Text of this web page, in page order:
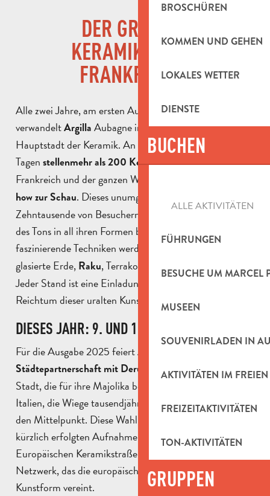
BROSCHÜREN
KOMMEN UND GEHEN
LOKALES WETTER
DIENSTE
BUCHEN
ALLE AKTIVITÄTEN
FÜHRUNGEN
BESUCHE UM MARCEL
MUSEEN
SOUVENIRLADEN IN
AKTIVITÄTEN IM FREIEN
FREIZEITAKTIVITÄTEN
TON-AKTIVITÄTEN
GRUPPEN
DER GRÖSSTE K
ERAMIKMARKT F
RANKREICHS
Alle zwei Jahre, am ersten Augustwochenende,
verwandeltArgilla Aubagne in die internationale
Hauptstadt der Keramik. An zwei außergewöhnlichen
Tagenstellenmehr als 200 Keramikhandwerkeraus ganz
Frankreich und der ganzen Welt
how zur Schau. Dieses unumgängliche Ereignis zieht
Zehntausende von Besuchern an, die sich für die Kunst
des Tons in all ihren Formen begeistern. Verschiedene
faszinierende Techniken werden zu sehen sein:
glasierte Erde, Raku, Terrakotta, Steinzeug,Porzellan …
Jeder Stand ist eine Einladung, die Vielfalt und den
Reichtum dieser uralten Kunst zu entdecken.
DIESES JAHR: 9. UND 10. AUGUST 2025
Für die Ausgabe 2025 feiert Argilla seine
Städtepartnerschaft mit Deruta
, einer italienischen
Stadt, die für ihre Majolika berühmt ist, und stellt
Italien, die Wiege tausendjähriger Keramiktraditionen, in
den Mittelpunkt. Diese Wahl steht im Einklang mit der
kürzlich erfolgten Aufnahme in das Label der
Europäischen Keramikstraße, einem prestigeträchtigen
Netzwerk, das die europäischen Hochburgen dieser
Kunstform vereint.